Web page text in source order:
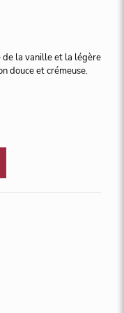
de la vanille et la légère
douce et crémeuse.